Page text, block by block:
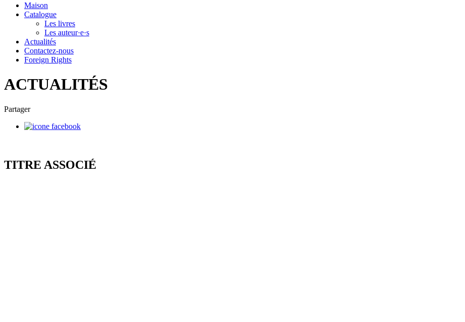
Maison
Catalogue
Les livres
Les auteur·e·s
Actualités
Contactez-nous
Foreign Rights
ACTUALITÉS
Partager
TITRE ASSOCIÉ